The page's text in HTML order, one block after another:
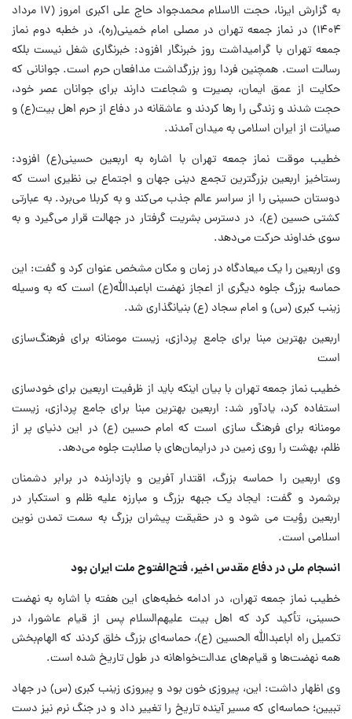
به گزارش ایرنا، حجت الاسلام محمدجواد حاج علی اکبری امروز (۱۷ مرداد
۱۴۰۴) در نماز جمعه تهران در مصلی امام خمینی(ره)، در خطبه دوم نماز
جمعه تهران با گرامیداشت روز خبرنگار افزود: خبرنگاری شغل نیست بلکه
رسالت است. همچنین فردا روز بزرگداشت مدافعان حرم است. جوانانی که
حکایت از عمق ایمان، بصیرت و شجاعت دارند برای جوانان عصر خود،
حجت شدند و زندگی را رها کردند و عاشقانه در دفاع از حرم اهل بیت(ع) و
صیانت از ایران اسلامی به میدان آمدند.
خطیب موقت نماز جمعه تهران با اشاره به اربعین حسینی(ع) افزود:
رستاخیز اربعین بزرگترین تجمع دینی جهان و اجتماع بی نظیری است که
دوستان حسینی را از سراسر عالم جذب می‌کند و به کربلا می‌برد. به عبارتی
کشتی حسین (ع)، در دسترس بشریت گرفتار در جهالت قرار می‌گیرد و به
سوی خداوند حرکت می‌دهد.
وی اربعین را یک میعادگاه در زمان و مکان مشخص عنوان کرد و گفت: این
حماسه بزرگ جلوه دیگری از اعجاز نهضت اباعبدالله(ع) است که به وسیله
زینب کبری (س) و امام سجاد (ع) بنیانگذاری شد.
اربعین بهترین مبنا برای جامع پردازی، زیست مومنانه برای فرهنگ‌سازی
است
خطیب نماز جمعه تهران با بیان اینکه باید از ظرفیت اربعین برای خودسازی
استفاده کرد، یادآور شد: اربعین بهترین مبنا برای جامع پردازی، زیست
مومنانه برای فرهنگ سازی است که امام حسین (ع) در این دنیای پر از
ظلم، بهشت را روی زمین در درایمان‌های با صلابت جلوه می‌دهد.
وی اربعین را حماسه بزرگ، اقتدار آفرین و بازدارنده در برابر دشمنان
برشمرد و گفت: ایجاد یک جبهه بزرگ و مبارزه علیه ظلم و استکبار در
اربعین رؤیت می شود و در حقیقت پیشران بزرگ به سمت تمدن نوین
اسلامی است.
انسجام ملی در دفاع مقدس اخیر، فتح‌الفتوح ملت ایران بود
خطیب نماز جمعه تهران، در ادامه خطبه‌های این هفته با اشاره به نهضت
حسینی، تأکید کرد که اهل بیت علیهم‌السلام پس از قیام عاشورا، در
تکمیل راه اباعبدالله الحسین (ع)، حماسه‌ای بزرگ خلق کردند که الهام‌بخش
همه نهضت‌ها و قیام‌های عدالت‌خواهانه در طول تاریخ شده است.
وی اظهار داشت: این، پیروزی خون بود و پیروزی زینب کبری (س) در جهاد
تبیین؛ حماسه‌ای که مسیر آینده تاریخ را تغییر داد و در جنگ نرم نیز دست